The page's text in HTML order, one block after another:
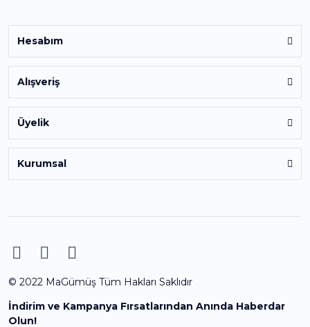
Hesabım
Alışveriş
Üyelik
Kurumsal
© 2022 MaGümüş Tüm Hakları Saklıdır
İndirim ve Kampanya Fırsatlarından Anında Haberdar
Olun!